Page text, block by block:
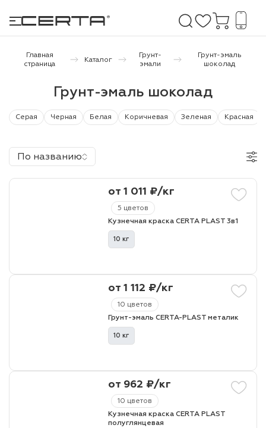
покрытия
и дачи
бетону,
Главная
страница
Каталог
Грунт-
эмали
Грунт-эмаль
шоколад
Грунт-эмаль шоколад
Серая Черная Белая Коричневая Зеленая Красная
По названию
5 цветов
от 1 011 ₽/кг
Кузнечная краска CERTA PLAST 3в1
10 кг
10 цветов
от 1 112 ₽/кг
Грунт-эмаль CERTA-PLAST металик
10 кг
10 цветов
от 962 ₽/кг
Кузнечная краска CERTA PLAST
полуглянцевая